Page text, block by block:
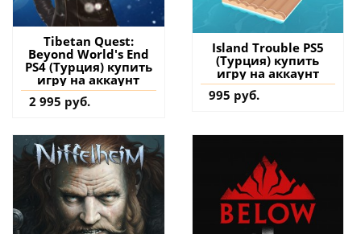
Tibetan Quest:
Beyond World's End
PS4 (Турция) купить
игру на аккаунт
2 995 руб.
Island Trouble PS5
(Турция) купить
игру на аккаунт
995 руб.